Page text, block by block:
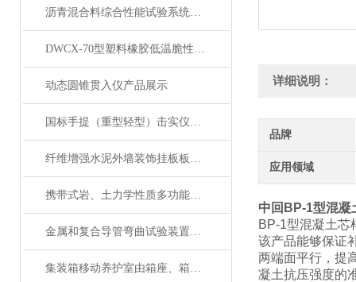
沥青混合料综合性能试验系统（伺服版）产品展示
DWCX-70型塑料橡胶低温脆性试验机产品详情介绍
动态圆锥贯入仪产品展示
国标手提（重型轻型）击实仪产品展示
纤维增强水泥外墙装饰挂板板耐冲击性试验仪简介
携带式岩、土力学性质多功能试验仪产品展示
金属和复合导管弯曲试验装置产品展示
集装箱移动养护室由箱座、箱体及箱顶三部分组成
详细说明：
品牌
应用领域
中回BP-1型混凝
BP-1型混凝土芯
该产品能够保证
两端面平行，提
凝土抗压强度的